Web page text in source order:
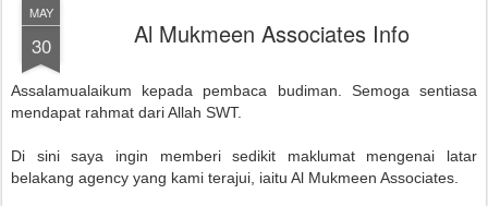
MAY
30 Al Mukmeen Associates Info
Assalamualaikum kepada pembaca budiman. Semoga sentiasa
mendapat rahmat dari Allah SWT.
Di sini saya ingin memberi sedikit maklumat mengenai latar
belakang agency yang kami terajui, iaitu Al Mukmeen Associates.